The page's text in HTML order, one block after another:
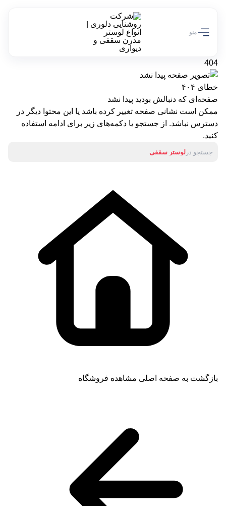
منو
404
خطای ۴۰۴
صفحه‌ای که دنبالش بودید پیدا نشد
ممکن است نشانی صفحه تغییر کرده باشد یا این محتوا دیگر در
دسترس نباشد. از جستجو یا دکمه‌های زیر برای ادامه استفاده
کنید.
جستجو در لوستر سقفی
بازگشت به صفحه اصلی مشاهده فروشگاه